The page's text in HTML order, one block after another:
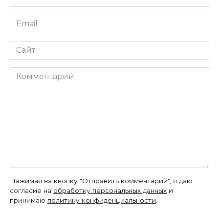
*
Email
*
Сайт
Комментарий
Нажимая на кнопку "Отправить комментарий", я даю
согласие на обработку персональных данных и
принимаю политику конфиденциальности.